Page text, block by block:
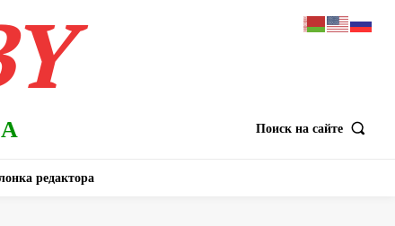
Поиск на сайте
редактора